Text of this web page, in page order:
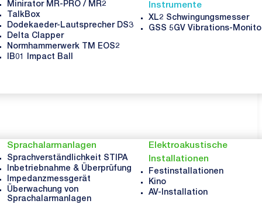
Minirator MR-PRO / MR2
TalkBox
Dodekaeder-Lautsprecher DS3
Delta Clapper
Normhammerwerk TM EOS2
IB01 Impact Ball
Instrumente
XL2 Schwingungsmesser
GSS 5GV Vibrations-
Sprachalarmanlagen
Sprachverständlichkeit STIPA
Inbetriebnahme & Überprüfung
Impedanzmessgerät
Überwachung von
Sprachalarmanlagen
Elektroakustische
Installationen
Festinstallationen
Kino
AV-Installation